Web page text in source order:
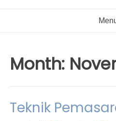
Month:
Teknik